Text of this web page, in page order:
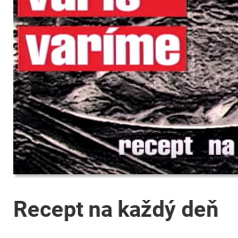
Recept na každý deň